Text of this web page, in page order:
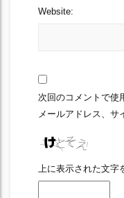
Website:
次回のコメントで使
メールアドレス、サ
上に表示された文字